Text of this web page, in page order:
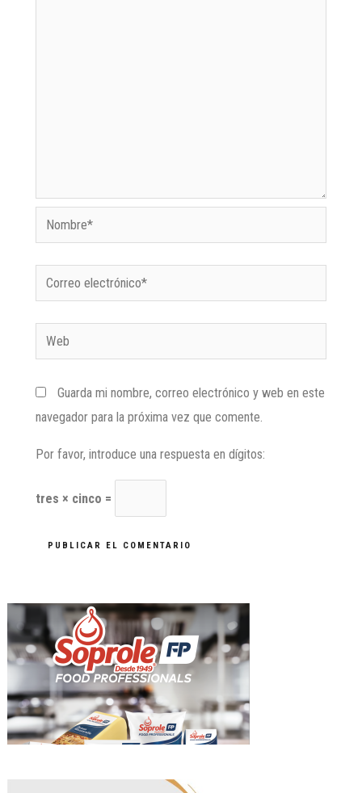
Guarda mi nombre, correo electrónico y web en este
navegador para la próxima vez que comente.
Por favor, introduce una respuesta en dígitos:
tres × cinco =